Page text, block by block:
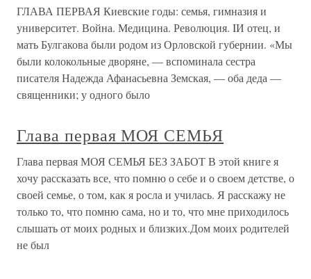
ГЛАВА ПЕРВАЯ Киевские годы: семья, гимназия и
университет. Война. Медицина. Революция. IИ отец, и
мать Булгакова были родом из Орловской губернии. «Мы
были колокольные дворяне, — вспоминала сестра
писателя Надежда Афанасьевна Земская, — оба деда —
священники; у одного было
Глава первая МОЯ СЕМЬЯ
Глава первая МОЯ СЕМЬЯ БЕЗ ЗАБОТ В этой книге я
хочу рассказать все, что помню о себе и о своем детстве, о
своей семье, о том, как я росла и училась. Я расскажу не
только то, что помню сама, но и то, что мне приходилось
слышать от моих родных и близких.Дом моих родителей
не был